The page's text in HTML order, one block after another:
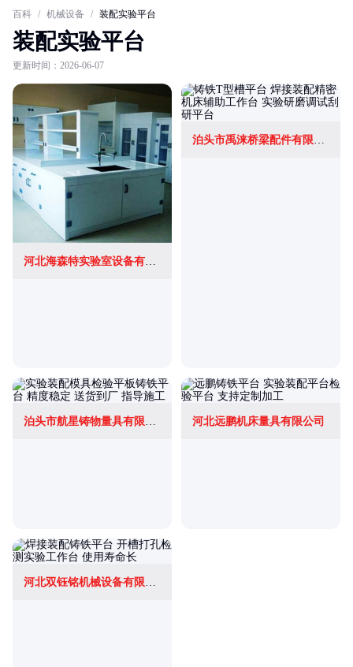
百科 / 机械设备 / 装配实验平台
装配实验平台
更新时间：2026-06-07
河北海森特实验室设备有限公司
泊头市禹涞桥梁配件有限公司
泊头市航星铸物量具有限责任公司 河北远鹏机床量具有限公司